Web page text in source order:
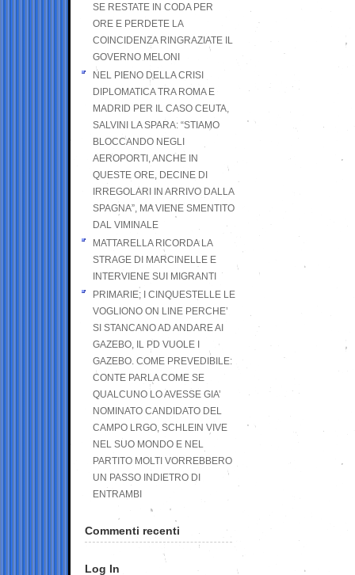
SE RESTATE IN CODA PER
ORE E PERDETE LA
COINCIDENZA RINGRAZIATE IL
GOVERNO MELONI
NEL PIENO DELLA CRISI
DIPLOMATICA TRA ROMA E
MADRID PER IL CASO CEUTA,
SALVINI LA SPARA: “STIAMO
BLOCCANDO NEGLI
AEROPORTI, ANCHE IN
QUESTE ORE, DECINE DI
IRREGOLARI IN ARRIVO DALLA
SPAGNA”, MA VIENE SMENTITO
DAL VIMINALE
MATTARELLA RICORDA LA
STRAGE DI MARCINELLE E
INTERVIENE SUI MIGRANTI
PRIMARIE; I CINQUESTELLE LE
VOGLIONO ON LINE PERCHE’
SI STANCANO AD ANDARE AI
GAZEBO, IL PD VUOLE I
GAZEBO. COME PREVEDIBILE:
CONTE PARLA COME SE
QUALCUNO LO AVESSE GIA’
NOMINATO CANDIDATO DEL
CAMPO LRGO, SCHLEIN VIVE
NEL SUO MONDO E NEL
PARTITO MOLTI VORREBBERO
UN PASSO INDIETRO DI
ENTRAMBI
Commenti recenti
Log In